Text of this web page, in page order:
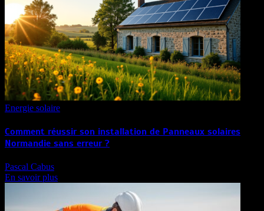
Energie solaire
Comment réussir son installation de Panneaux solaires
Normandie sans erreur ?
Pascal Cabus
En savoir plus